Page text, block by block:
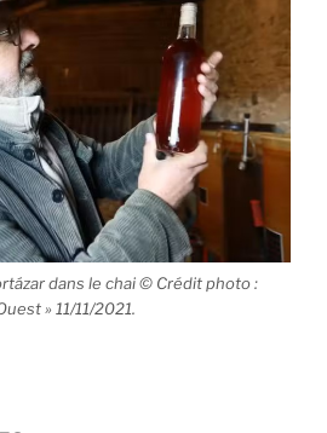
dans le chai © Crédit photo :
» 11/11/2021.